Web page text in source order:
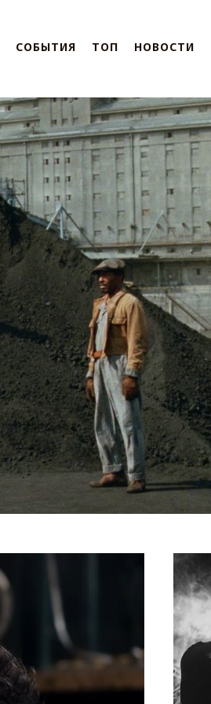
СОБЫТИЯ ТОП НОВОСТИ